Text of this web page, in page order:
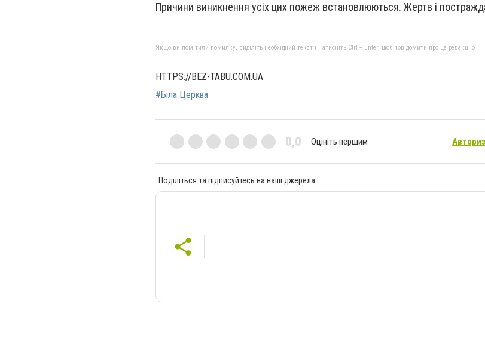
Причини виникнення усіх цих пожеж встановлюються. Жертв і
Якщо ви помітили помилку, виділіть необхідний текст і натисніть Ctrl + Enter, щоб повідомити про це редакцію
HTTPS://BEZ-TABU.COM.UA
#Біла Церква
0,0 Оцініть першим
Поділіться та підписуйтесь на наші джерела